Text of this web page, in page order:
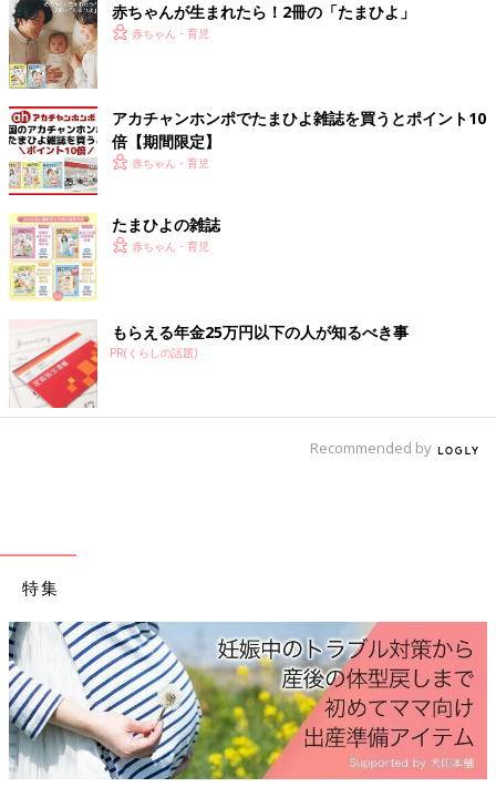
ゃん」#28】
赤ちゃんが生まれたら！2冊の「たまひよ」
赤ちゃん・育児
アカチャンホンポでたまひよ雑誌を買うとポイント10
倍【期間限定】
赤ちゃん・育児
たまひよの雑誌
赤ちゃん・育児
もらえる年金25万円以下の人が知るべき事
PR(くらしの話題)
Recommended by
特集